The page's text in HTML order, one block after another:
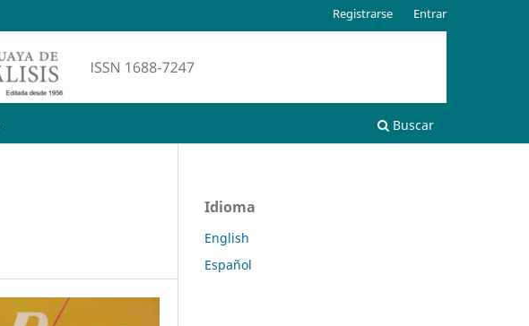
Buscar
Registrarse Entrar
Idioma
English
Español